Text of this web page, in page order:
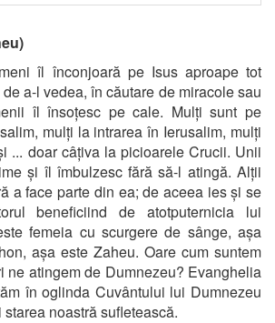
îl înconjoară pe Isus aproape tot
a-l vedea, în căutare de miracole sau
îl însoțesc pe cale. Mulți sunt pe
mulți la intrarea în Ierusalim, mulți
... doar câțiva la picioarele Crucii. Unii
și îl îmbulzesc fără să-l atingă. Alții
a face parte din ea; de aceea ies și se
beneficiind de atotputernicia lui
femeia cu scurgere de sânge, așa
așa este Zaheu. Oare cum suntem
ne atingem de Dumnezeu? Evanghelia
în oglinda Cuvântului lui Dumnezeu
noastră sufletească.